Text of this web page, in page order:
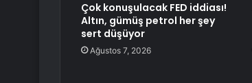
Çok konuşulacak FED iddiası!
Altın, gümüş petrol her şey
sert düşüyor
Ağustos 7, 2026